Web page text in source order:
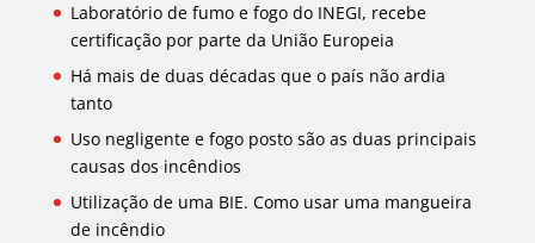
Laboratório de fumo e fogo do INEGI, recebe
certificação por parte da União Europeia
Há mais de duas décadas que o país não ardia
tanto
Uso negligente e fogo posto são as duas principais
causas dos incêndios
Utilização de uma BIE. Como usar uma mangueira
de incêndio